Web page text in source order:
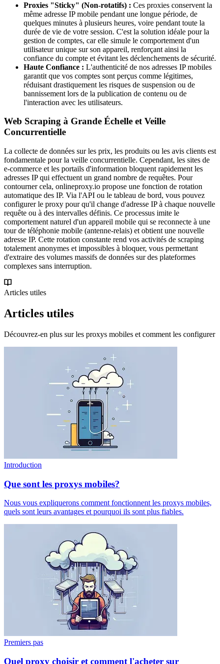
Proxies "Sticky" (Non-rotatifs) : Ces proxies conservent la
même adresse IP mobile pendant une longue période, de
quelques minutes à plusieurs heures, voire pendant toute la
durée de vie de votre session. C'est la solution idéale pour la
gestion de comptes, car elle simule le comportement d'un
utilisateur unique sur son appareil, renforçant ainsi la
confiance du compte et évitant les déclenchements de sécurité.
Haute Confiance : L'authenticité de nos adresses IP mobiles
garantit que vos comptes sont perçus comme légitimes,
réduisant drastiquement les risques de suspension ou de
bannissement lors de la publication de contenu ou de
l'interaction avec les utilisateurs.
Web Scraping à Grande Échelle et Veille
Concurrentielle
La collecte de données sur les prix, les produits ou les avis clients est
fondamentale pour la veille concurrentielle. Cependant, les sites de
e-commerce et les portails d'information bloquent rapidement les
adresses IP qui effectuent un grand nombre de requêtes. Pour
contourner cela, onlineproxy.io propose une fonction de rotation
automatique des IP. Via l'API ou le tableau de bord, vous pouvez
configurer le proxy pour qu'il change d'adresse IP à chaque nouvelle
requête ou à des intervalles définis. Ce processus imite le
comportement naturel d'un appareil mobile qui se reconnecte à une
tour de téléphonie mobile (antenne-relais) et obtient une nouvelle
adresse IP. Cette rotation constante rend vos activités de scraping
totalement anonymes et impossibles à bloquer, vous permettant
d'extraire des volumes massifs de données sur des plateformes
complexes sans interruption.
Articles utiles
Articles utiles
Découvrez-en plus sur les proxys mobiles et comment les configurer
Introduction
Que sont les proxys mobiles?
Nous vous expliquerons comment fonctionnent les proxys mobiles,
quels sont leurs avantages et pourquoi ils sont plus fiables.
Premiers pas
Quel proxy choisir et comment l'acheter sur